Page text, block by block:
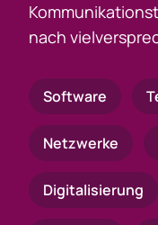
nach
Software
Netzwerke
Digitalisierung